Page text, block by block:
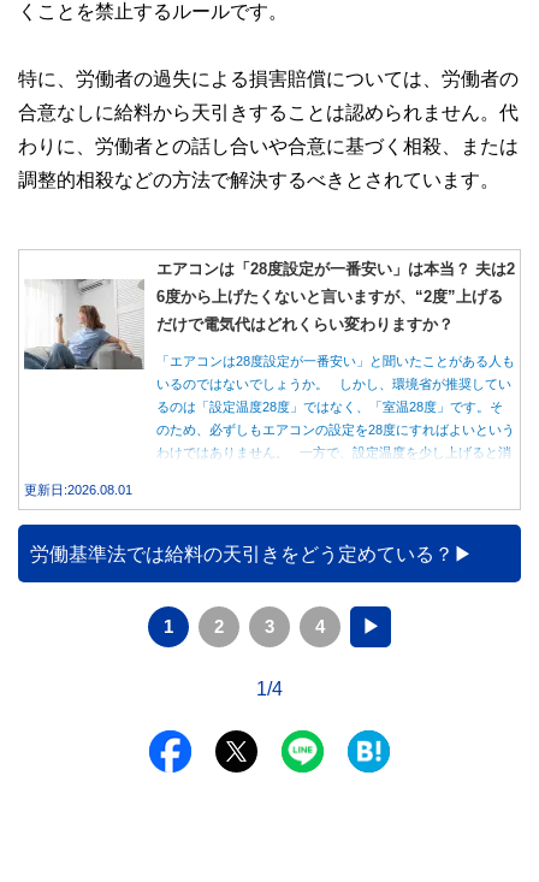
くことを禁止するルールです。
特に、労働者の過失による損害賠償については、労働者の
合意なしに給料から天引きすることは認められません。代
わりに、労働者との話し合いや合意に基づく相殺、または
調整的相殺などの方法で解決するべきとされています。
エアコンは「28度設定が一番安い」は本当？ 夫は2
6度から上げたくないと言いますが、“2度”上げる
だけで電気代はどれくらい変わりますか？
「エアコンは28度設定が一番安い」と聞いたことがある人も
いるのではないでしょうか。 しかし、環境省が推奨してい
るのは「設定温度28度」ではなく、「室温28度」です。そ
のため、必ずしもエアコンの設定を28度にすればよいという
わけではありません。 一方で、設定温度を少し上げると消
データをもとに、節約効果の目安と快適に過ごすためのポイ
ントを分かりやすく解説します。
更新日:2026.08.01
労働基準法では給料の天引きをどう定めている？
1 2 3 4 ▶
1/4